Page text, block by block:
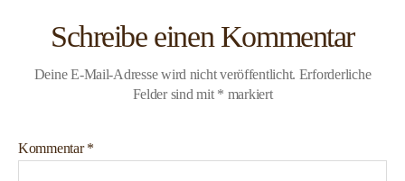
Schreibe einen Kommentar
Deine E-Mail-Adresse wird nicht veröffentlicht. Erforderliche
Felder sind mit * markiert
Kommentar*